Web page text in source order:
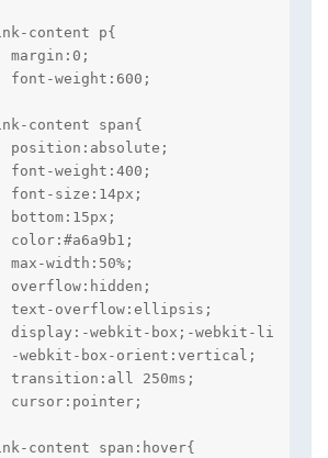
content p{
margin:0;
font-weight:600;
content span{
position:absolute;
font-weight:400;
font-size:14px;
bottom:15px;
color:#a6a9b1;
max-width:50%;
overflow:hidden;
text-overflow:ellipsis;
display:-webkit-box;-webkit-line-
-webkit-box-orient:vertical;
transition:all 250ms;
cursor:pointer;
content span:hover{